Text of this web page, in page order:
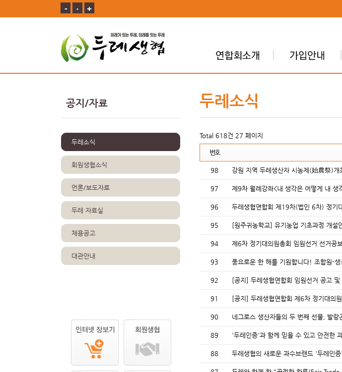
- ㆍ +
공지/자료
두레소식
회원생협소식
언론/보도자료
두레 자료실
채용공고
대관안내
두레소식
Total 618건 27 페이지
번호
98 강원 지역 두레생산자 시농제(始農祭)개
97 제9차 월례강좌<내 생각은 어떻게 내 생
96 두레생협연합회 제19차(법인 6차) 정기
95 [원주귀농학교] 유기농업 기초과정 개설
94 제6차 정기대의원총회 임원선거 선거공
93 풍요로운 한 해를 기원합니다! 조합원-
92 [공지] 두레생협연합회 임원선거 공고 및
91 [공지] 두레생협연합회 제6차 정기대의
90 네그로스 생산자들의 두 번째 선물, 발랑
89 '두레인증'과 함께 믿을 수 있고 안전한
88 두레생협의 새로운 과수브랜드 '두레인